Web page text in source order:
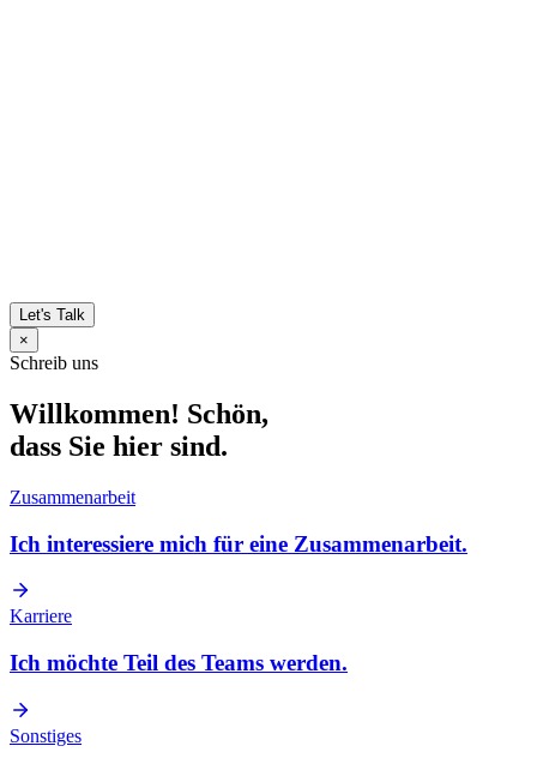
Let's Talk
×
Schreib uns
Willkommen! Schön,
dass Sie hier sind.
Zusammenarbeit
Ich interessiere mich für eine Zusammenarbeit.
Karriere
Ich möchte Teil des Teams werden.
Sonstiges